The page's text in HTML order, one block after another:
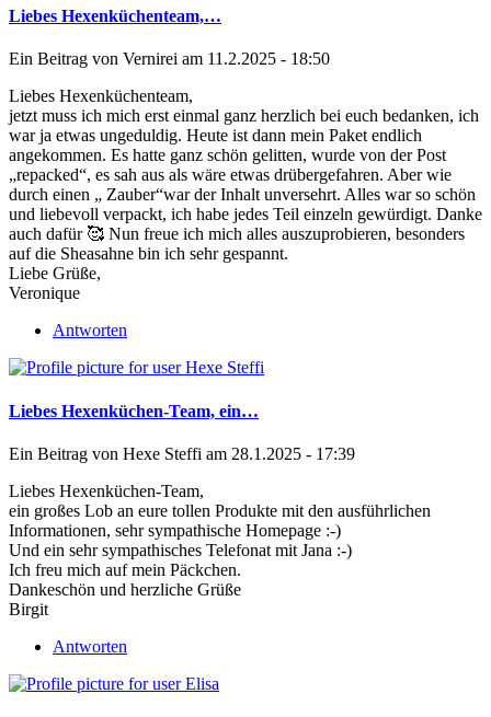
Liebes Hexenküchenteam,…
Ein Beitrag von Vernirei am 11.2.2025 - 18:50
Liebes Hexenküchenteam,
jetzt muss ich mich erst einmal ganz herzlich bei euch bedanken, ich
war ja etwas ungeduldig. Heute ist dann mein Paket endlich
angekommen. Es hatte ganz schön gelitten, wurde von der Post
„repacked“, es sah aus als wäre etwas drübergefahren. Aber wie
durch einen „ Zauber“war der Inhalt unversehrt. Alles war so schön
und liebevoll verpackt, ich habe jedes Teil einzeln gewürdigt. Danke
auch dafür 🥰 Nun freue ich mich alles auszuprobieren, besonders
auf die Sheasahne bin ich sehr gespannt.
Liebe Grüße,
Veronique
Antworten
Liebes Hexenküchen-Team, ein…
Ein Beitrag von Hexe Steffi am 28.1.2025 - 17:39
Liebes Hexenküchen-Team,
ein großes Lob an eure tollen Produkte mit den ausführlichen
Informationen, sehr sympathische Homepage :-)
Und ein sehr sympathisches Telefonat mit Jana :-)
Ich freu mich auf mein Päckchen.
Dankeschön und herzliche Grüße
Birgit
Antworten